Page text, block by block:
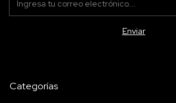
Categorías